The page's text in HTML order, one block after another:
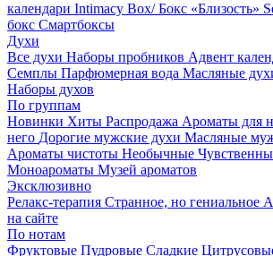
календари Intimacy Box/ Бокс «Близость»
бокс Смартбоксы
Духи
Все духи Наборы пробников Адвент
Семплы Парфюмерная вода Масляные
Наборы духов
По группам
Новинки Хиты Распродажа Ароматы для
него Дорогие мужские духи Масляные
Ароматы чистоты Необычные
Моноароматы Музей ароматов
Эксклюзивно
Релакс-терапия Странное, но гениальное
на сайте
По нотам
Фруктовые Пудровые Сладкие